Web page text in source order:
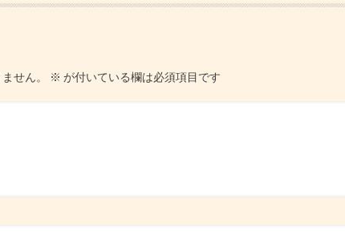
せん。 ※ が付いている欄は必須項目です